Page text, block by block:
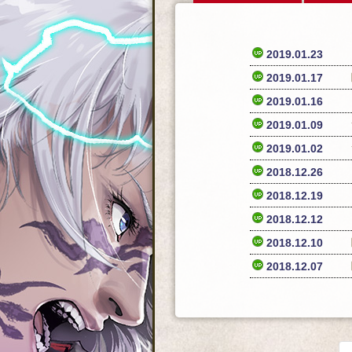
2019.01.23
2019.01.17
2019.01.16
2019.01.09
2019.01.02
2018.12.26
2018.12.19
2018.12.12
2018.12.10
2018.12.07